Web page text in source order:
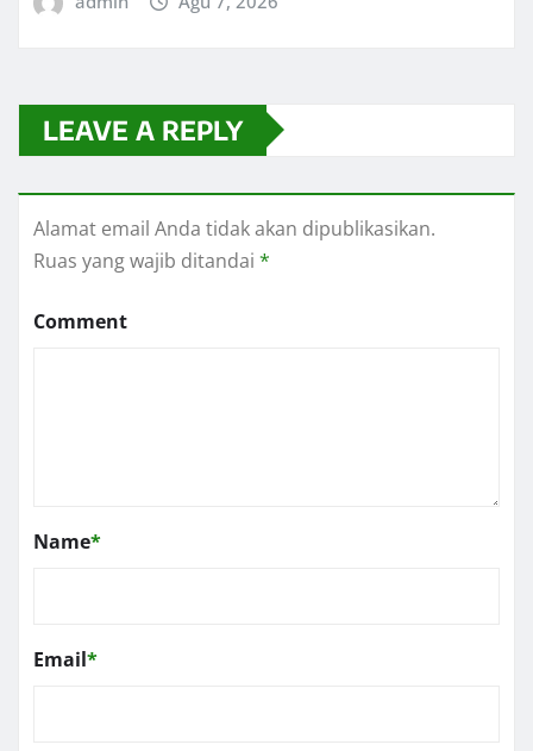
LEAVE A REPLY
Alamat email Anda tidak akan dipublikasikan.
Ruas yang wajib ditandai *
Comment
Name*
Email*